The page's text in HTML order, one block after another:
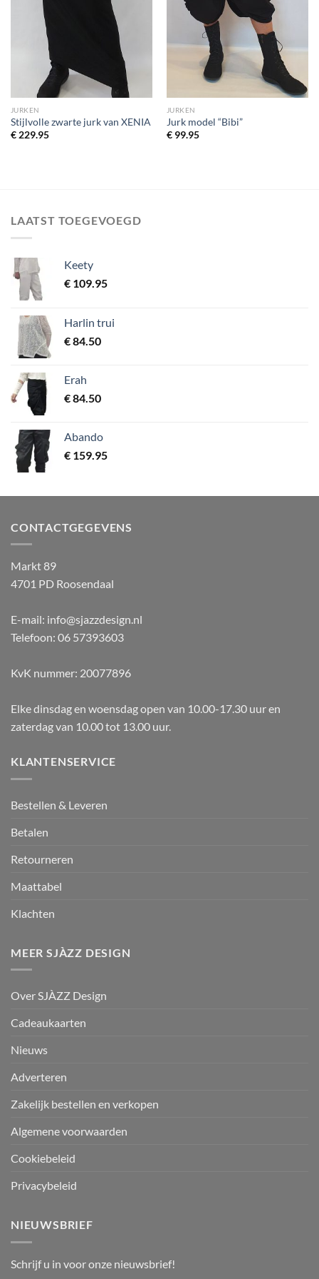
JURKEN
Stijlvolle zwarte jurk van XENIA
€229.95
JURKEN
Jurk model “Bibi”
€99.95
LAATST TOEGEVOEGD
Keety
€ 109.95
Harlin trui
€84.50
Erah
€84.50
Abando
€ 159.95
CONTACTGEGEVENS
Markt 89
4701 PD Roosendaal
E-mail: info@sjazzdesign.nl
Telefoon: 06 57393603
KvK nummer: 20077896
Elke dinsdag en woensdag open van 10.00-17.30 uur en
zaterdag van 10.00 tot 13.00 uur.
KLANTENSERVICE
Bestellen & Leveren
Betalen
Retourneren
Maattabel
Klachten
MEER SJÀZZ DESIGN
Over SJÀZZ Design
Cadeaukaarten
Nieuws
Adverteren
Zakelijk bestellen en verkopen
Algemene voorwaarden
Cookiebeleid
Privacybeleid
NIEUWSBRIEF
Schrijf u in voor onze nieuwsbrief!